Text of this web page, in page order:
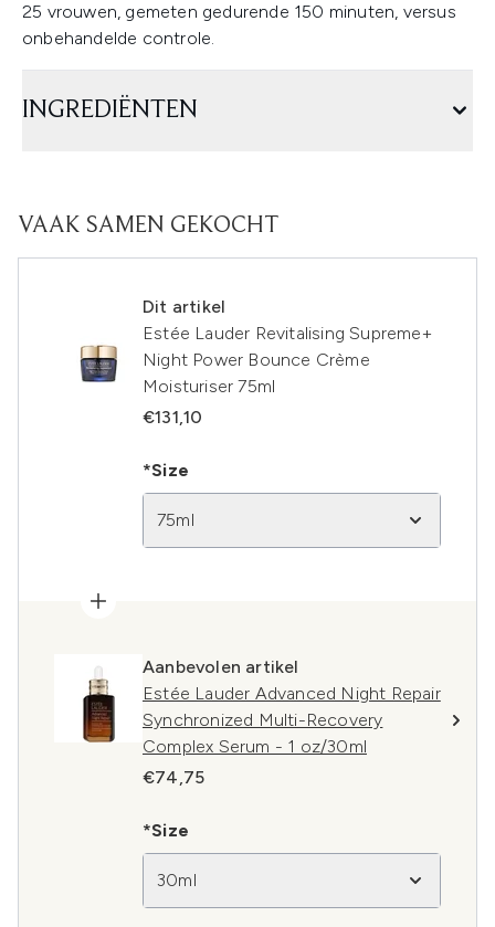
25 vrouwen, gemeten gedurende 150 minuten, versus
onbehandelde controle.
INGREDIËNTEN
VAAK SAMEN GEKOCHT
Dit artikel
Estée Lauder Revitalising Supreme+
Night Power Bounce Crème
Moisturiser 75ml
€131,10
*Size
75ml
Aanbevolen artikel
Estée Lauder Advanced Night Repair
Synchronized Multi-Recovery
Complex Serum - 1 oz/30ml
€74,75
*Size
30ml